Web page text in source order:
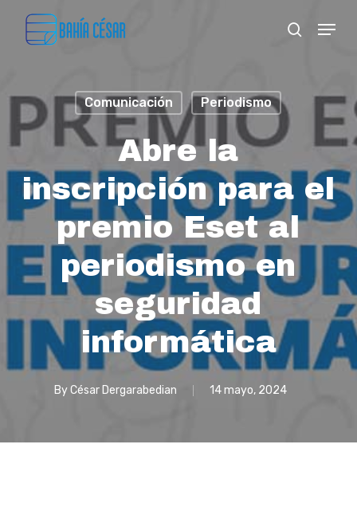
search
Menu
Comunicación Periodismo
Abre la
inscripción para el
premio Eset al
periodismo en
seguridad
informática
ByCésar Dergarabedian 14 mayo, 2024